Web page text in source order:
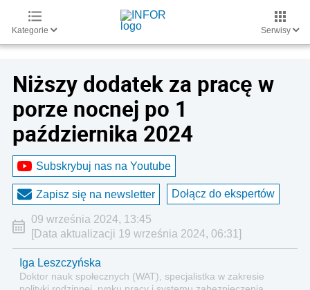
Kategorie Serwisy
Niższy dodatek za pracę w
porze nocnej po 1
października 2024
Subskrybuj nas na Youtube
Zapisz się na newsletter Dołącz do ekspertów
09 września 2024, 13:45
[Data aktualizacji 19 września 2024, 06:31]
Iga Leszczyńska
Doktor nauk społecznych (WAT), specjalistka w zakresie